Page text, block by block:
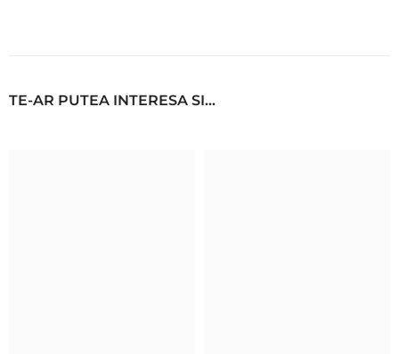
TE-AR PUTEA INTERESA SI...